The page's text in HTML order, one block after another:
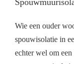
Wie een ouder
spouwisolatie in
echter wel om